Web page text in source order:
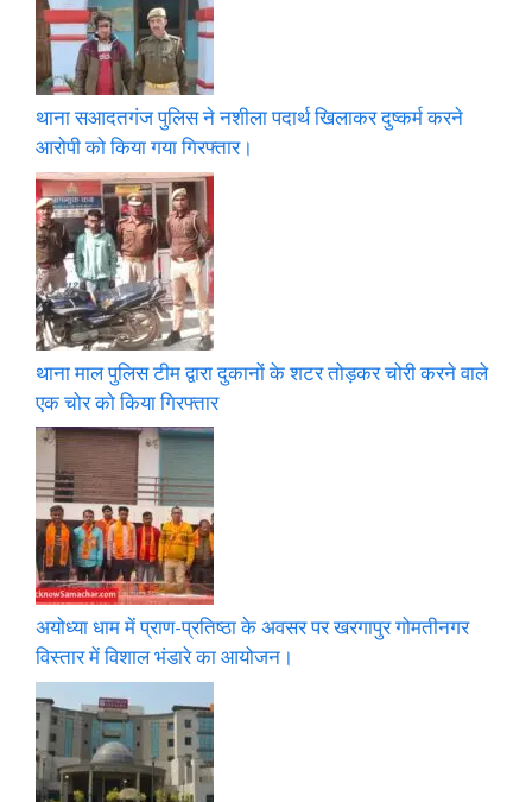
थाना सआदतगंज पुलिस ने नशीला पदार्थ खिलाकर दुष्कर्म करने
आरोपी को किया गया गिरफ्तार।
थाना माल पुलिस टीम द्वारा दुकानों के शटर तोड़कर चोरी करने वाले
एक चोर को किया गिरफ्तार
अयोध्या धाम में प्राण-प्रतिष्ठा के अवसर पर खरगापुर गोमतीनगर
विस्तार में विशाल भंडारे का आयोजन।